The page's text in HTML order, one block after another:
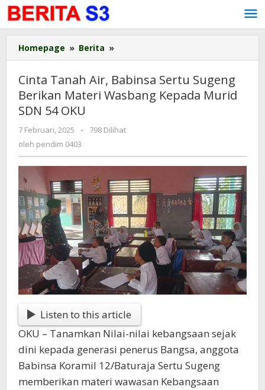
Lewati
ke
konten
Homepage » Berita »
Tanah
Air,
Babinsa
Sertu
Materi
Kepada
SDN
54
OKU
Cinta Tanah Air, Babinsa Sertu Sugeng
Berikan Materi Wasbang Kepada Murid
SDN 54 OKU
7 Februari, 2025
oleh
pendim
-
798 Dilihat
oleh pendim 0403
Listen to this article
OKU – Tanamkan Nilai-nilai kebangsaan sejak
dini kepada generasi penerus Bangsa, anggota
Babinsa Koramil 12/Baturaja Sertu Sugeng
memberikan materi wawasan Kebangsaan